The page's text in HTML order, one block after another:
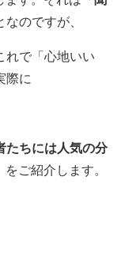
なのですが、
れで「心地いい
際に
たちには人気の分
ご紹介します。